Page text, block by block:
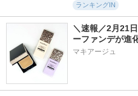
ランキングIN
＼速報／2月21
ーファンデが進
マキアージュ